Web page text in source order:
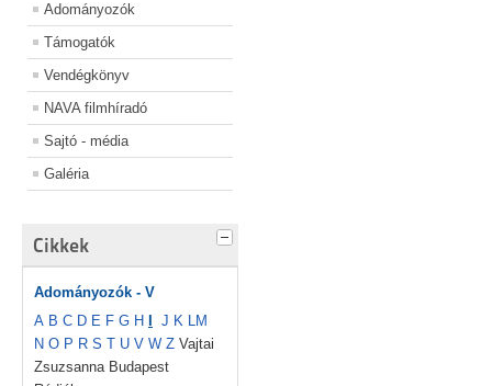
Adományozók
Támogatók
Vendégkönyv
NAVA filmhíradó
Sajtó - média
Galéria
Cikkek
Adományozók - V
A B C D E F G H J K LM
N O P R S T U V W Z Vajtai
Zsuzsanna Budapest